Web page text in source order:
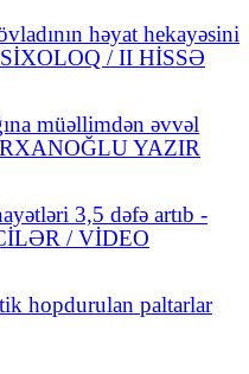
həyat hekayəsini
/ II HİSSƏ
müəllimdən əvvəl
YAZIR
3,5 dəfə artıb -
/ VİDEO
hopdurulan paltarlar